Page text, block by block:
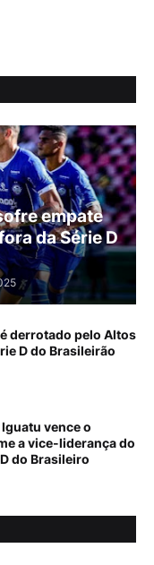
empate
da Série D
derrotado pelo Altos
D do Brasileirão
vence o
a vice-liderança do
do Brasileiro